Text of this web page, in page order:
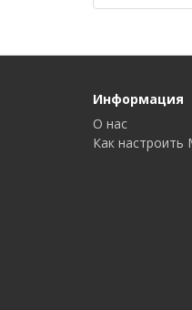
Информация
О нас
Как настроить